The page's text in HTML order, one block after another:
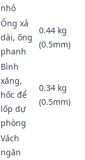
nhỏ
Ống xả
dài, ống
phanh
0.44 kg
(0.5mm)
Bình
xăng,
hốc để
lốp dự
phòng
0.34 kg
(0.5mm)
Vách
ngăn